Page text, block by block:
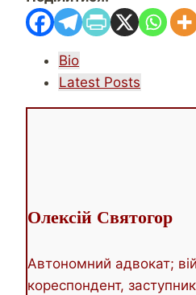
The
following
Bio
Latest Posts
Олексій Святогор
Автономний адвокат;
кореспондент,